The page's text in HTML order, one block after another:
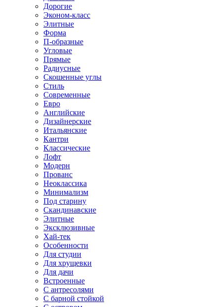
Дорогие
Эконом-класс
Элитные
Форма
П-образные
Угловые
Прямые
Радиусные
Скошенные углы
Стиль
Современные
Евро
Английские
Дизайнерские
Итальянские
Кантри
Классические
Лофт
Модерн
Прованс
Неоклассика
Минимализм
Под старину
Скандинавские
Элитные
Эксклюзивные
Хай-тек
Особенности
Для студии
Для хрущевки
Для дачи
Встроенные
С антресолями
С барной стойкой